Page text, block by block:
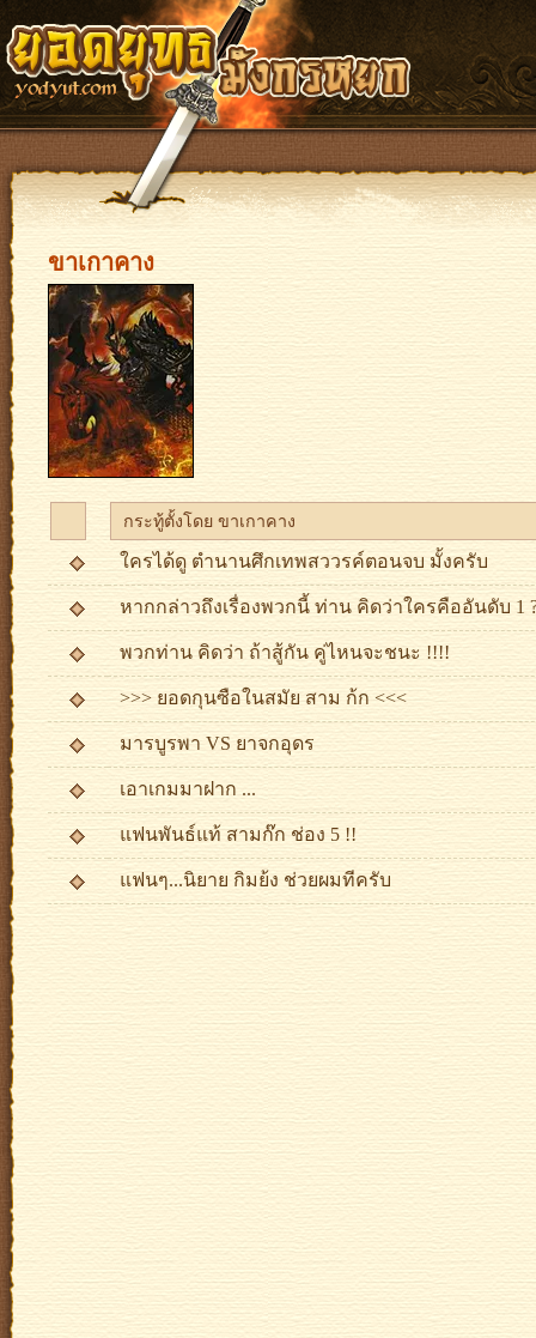
ขาเกาคาง
กระทู้ตั้งโดย ขาเกาคาง
ใครได้ดู ตำนานศึกเทพสววรค์ตอนจบ มั้งครับ
หากกล่าวถึงเรื่องพวกนี้ ท่าน คิดว่าใครคืออันดับ 1
พวกท่าน คิดว่า ถ้าสู้กัน คู่ไหนจะชนะ !!!!
>>> ยอดกุนซือในสมัย สาม ก้ก <<<
มารบูรพา VS ยาจกอุดร
เอาเกมมาฝาก ...
แฟนพันธ์แท้ สามก๊ก ช่อง 5 !!
แฟนๆ...นิยาย กิมย้ง ช่วยผมทีครับ